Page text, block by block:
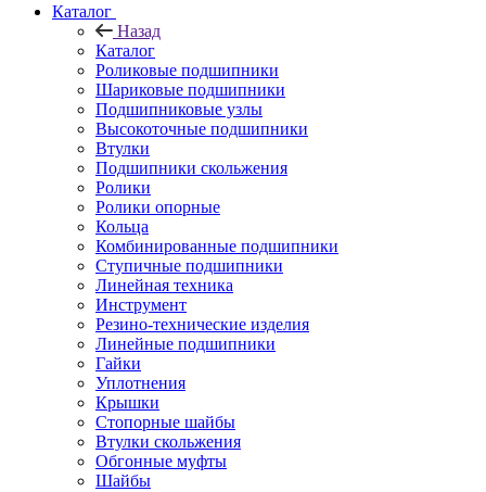
Каталог
Назад
Каталог
Роликовые подшипники
Шариковые подшипники
Подшипниковые узлы
Высокоточные подшипники
Втулки
Подшипники скольжения
Ролики
Ролики опорные
Кольца
Комбинированные подшипники
Ступичные подшипники
Линейная техника
Инструмент
Резино-технические изделия
Линейные подшипники
Гайки
Уплотнения
Крышки
Стопорные шайбы
Втулки скольжения
Обгонные муфты
Шайбы